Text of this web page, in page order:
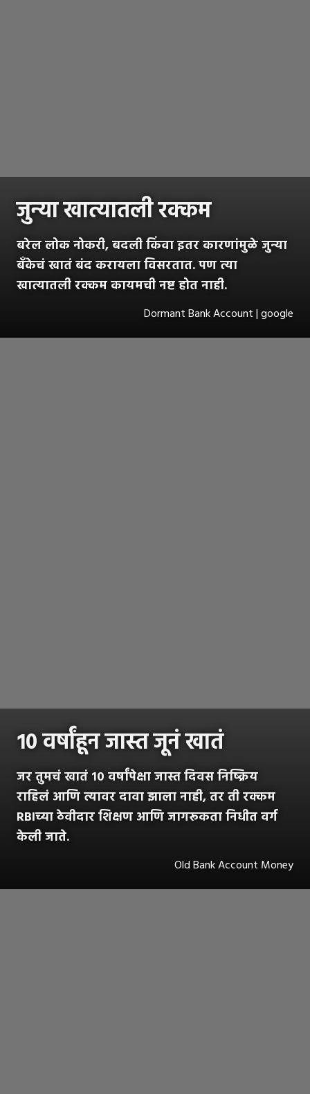
जुन्या खात्यातली रक्कम
बरेल लोक नोकरी, बदली किंवा इतर कारणांमुळे जुन्या
बँकेचं खातं बंद करायला विसरतात. पण त्या
खात्यातली रक्कम कायमची नष्ट होत नाही.
Dormant Bank Account | google
१० वर्षांहून जास्त जूनं खातं
जर तुमचं खातं १० वर्षांपेक्षा जास्त दिवस निष्क्रिय
राहिलं आणि त्यावर दावा झाला नाही, तर ती रक्कम
RBIच्या ठेवीदार शिक्षण आणि जागरूकता निधीत वर्ग
केली जाते.
Old Bank Account Money